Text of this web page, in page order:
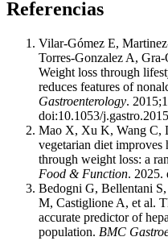
Referencias
Vilar-Gómez E,
Torres-Gonzalez A,
Weight loss through
reduces features of
Gastroenterology.
doi:10.1053/
Mao X, Xu K, Wang C,
vegetarian diet
through weight loss: a
Food & Function. 2025.
Bedogni G, Bellentani
M, Castiglione A, et al.
accurate predictor of
population. BMC